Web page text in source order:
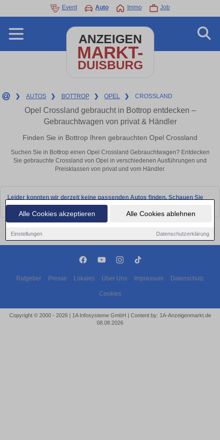
Alle Cookies akzeptieren Alle Cookies ablehnen
Einstellungen Datenschutzerklärung
Event Auto Immo Job
ANZEIGEN
MARKT-
DUISBURG
❯ AUTOS ❯ BOTTROP ❯ OPEL ❯ CROSSLAND
Opel Crossland gebraucht in Bottrop entdecken –
Gebrauchtwagen von privat & Händler
Finden Sie in Bottrop Ihren gebrauchten Opel Crossland
Suchen Sie in Bottrop einen Opel Crossland Gebrauchtwagen? Entdecken
Sie gebrauchte Crossland von Opel in verschiedenen Ausführungen und
Preisklassen von privat und vom Händler.
Leider konnten wir derzeit keine passenden Autos finden. Schauen Sie
bald wieder vorbei!
Ratgeber Presse Lokales Über Uns Impressum Datenschutz
Cookies
Copyright © 2000 - 2026 | 1A Infosysteme GmbH | Content by: 1A-Anzeigenmarkt.de
08.08.2026